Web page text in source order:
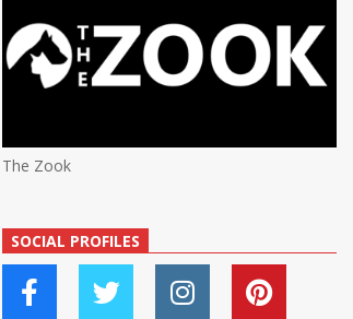
The Zook
SOCIAL PROFILES